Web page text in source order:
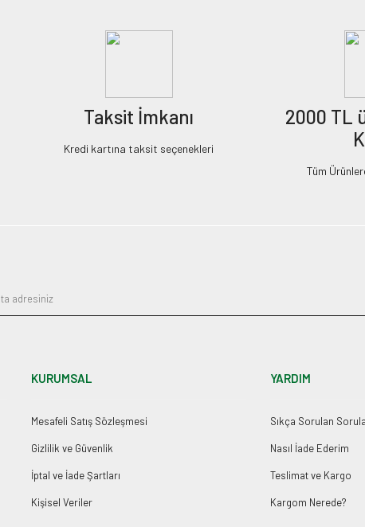
Taksit İmkanı
Kredi kartına taksit seçenekleri
2000 TL
Tüm
KURUMSAL
Mesafeli Satış Sözleşmesi
Gizlilik ve Güvenlik
İptal ve İade Şartları
Kişisel Veriler
YARDIM
Sıkça Sorulan
Nasıl İade Ederim
Teslimat ve Kargo
Kargom Nerede?